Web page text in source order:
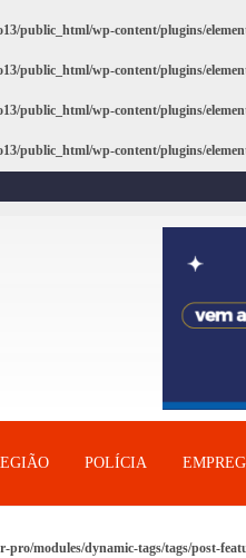
public_html/wp-content/plugins/
public_html/wp-content/plugins/
public_html/wp-content/plugins/
public_html/wp-content/plugins/
POLÍCIA
modules/dynamic-tags/tags/post-